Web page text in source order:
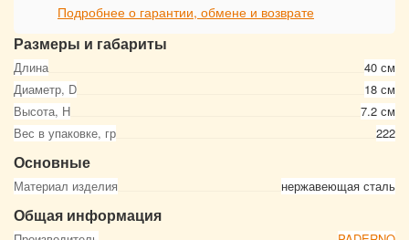
Размеры и габариты
Длина
40 см
Диаметр, D
18 см
Высота, Н
7.2 см
Вес в упаковке, гр
222
Основные
Материал изделия нержавеющая сталь
Общая информация
Подробнее о гарантии, обмене и возврате